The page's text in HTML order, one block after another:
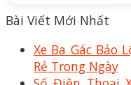
Bài Viết Mới Nhất
Xe Ba Gác Bảo
Rẻ Trong Ngày